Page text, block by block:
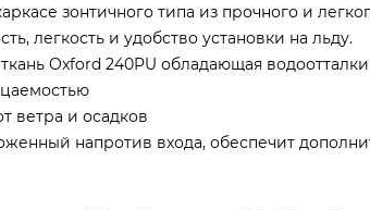
зонтичного типа из прочного и
легкость и удобство установки на льду.
Oxford 240PU обладающая
ветра и осадков
напротив входа, обеспечит